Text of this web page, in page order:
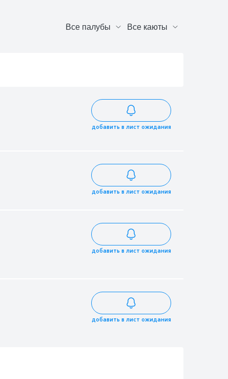
добавить в лист ожидания
добавить в лист ожидания
добавить в лист ожидания
добавить в лист ожидания